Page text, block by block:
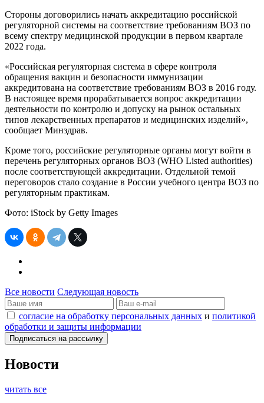
Стороны договорились начать аккредитацию российской
регуляторной системы на соответствие требованиям ВОЗ по
всему спектру медицинской продукции в первом квартале
2022 года.
«Российская регуляторная система в сфере контроля
обращения вакцин и безопасности иммунизации
аккредитована на соответствие требованиям ВОЗ в 2016 году.
В настоящее время прорабатывается вопрос аккредитации
деятельности по контролю и допуску на рынок остальных
типов лекарственных препаратов и медицинских изделий»,
сообщает Минздрав.
Кроме того, российские регуляторные органы могут войти в
перечень регуляторных органов ВОЗ (WHO Listed authorities)
после соответствующей аккредитации. Отдельной темой
переговоров стало создание в России учебного центра ВОЗ по
регуляторным практикам.
Фото: iStock by Getty Images
Все новости Следующая новость
согласие на обработку персональных данных и политикой
обработки и защиты информации
Новости
читать все